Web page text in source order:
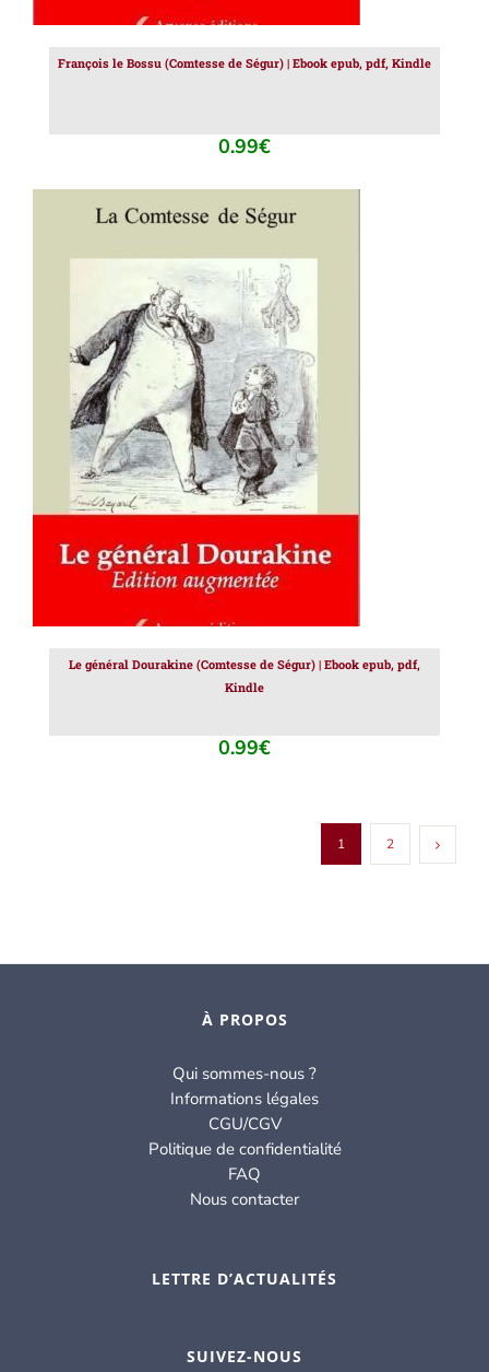
François le Bossu (Comtesse de Ségur) | Ebook epub, pdf, Kindle
0.99€
AJOUTER AU PANIER / DÉTAILS
Le général Dourakine (Comtesse de Ségur) | Ebook epub, pdf,
Kindle
0.99€
1 2
À PROPOS
Qui sommes-nous ?
Informations légales
CGU/CGV
Politique de confidentialité
FAQ
Nous contacter
LETTRE D’ACTUALITÉS
SUIVEZ-NOUS